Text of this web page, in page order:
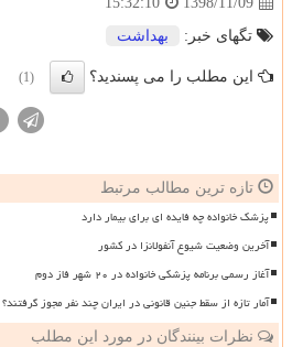
تگهای خبر:
بهداشت
این مطلب را می پسندید؟ (1)
تازه ترین مطالب مرتبط
پزشک خانواده چه فایده ای برای بیمار دارد
آخرین وضعیت شیوع آنفولانزا در کشور
آغاز رسمی برنامه پزشکی خانواده در ۲۰ شهر فاز دوم
آمار تازه از سقط جنین قانونی در ایران چند نفر مجوز گرفتند؟
نظرات بینندگان در مورد این مطلب